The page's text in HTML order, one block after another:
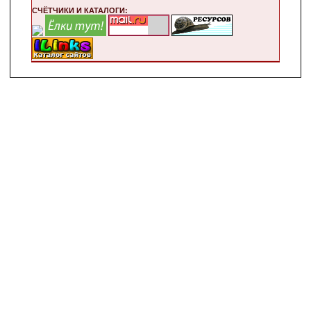
СЧЁТЧИКИ И КАТАЛОГИ: